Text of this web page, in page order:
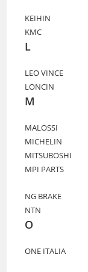
KEIHIN
KMC
L
LEO VINCE
LONCIN
M
MALOSSI
MICHELIN
MITSUBOSHI
MPI PARTS
NG BRAKE
NTN
O
ONE ITALIA